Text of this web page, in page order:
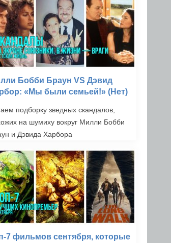
Бобби Браун VS Дэвид
«Мы были семьей!» (Нет)
подборку зведных скандалов,
на шумиху вокруг Милли Бобби
и Дэвида Харбора
7 фильмов сентября, которые